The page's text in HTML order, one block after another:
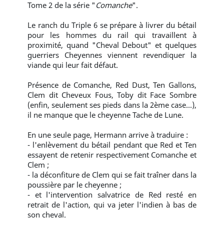
Tome 2 de la série " Comanche".
Le ranch du Triple 6 se prépare à livrer du bétail
pour les hommes du rail qui travaillent à
proximité, quand "Cheval Debout" et quelques
guerriers Cheyennes viennent revendiquer la
viande qui leur fait défaut.
Présence de Comanche, Red Dust, Ten Gallons,
Clem dit Cheveux Fous, Toby dit Face Sombre
(enfin, seulement ses pieds dans la 2ème case...),
il ne manque que le cheyenne Tache de Lune.
En une seule page, Hermann arrive à traduire :
- l'enlèvement du bétail pendant que Red et Ten
essayent de retenir respectivement Comanche et
Clem ;
- la déconfiture de Clem qui se fait traîner dans la
poussière par le cheyenne ;
- et l'intervention salvatrice de Red resté en
retrait de l'action, qui va jeter l'indien à bas de
son cheval.